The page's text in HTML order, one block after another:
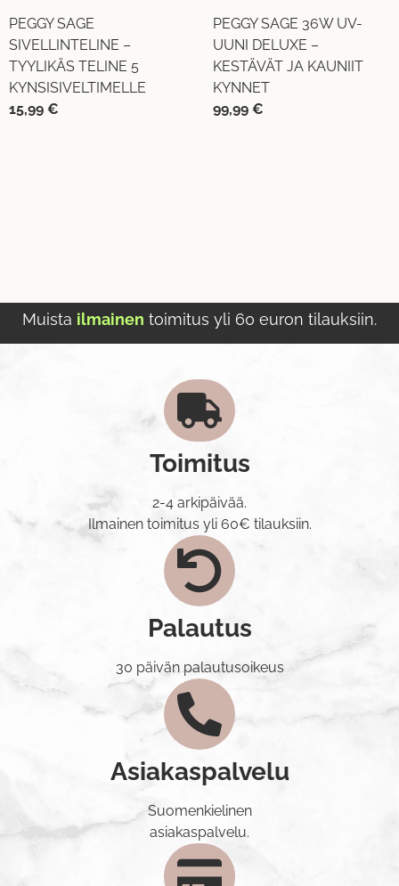
PEGGY SAGE
SIVELLINTELINE –
TYYLIKÄS TELINE 5
KYNSISIVELTIMELLE
15,99 €
PEGGY SAGE 36W UV-
UUNI DELUXE –
KESTÄVÄT JA KAUNIIT
KYNNET
99,99 €
Muista ilmainen toimitus yli 60 euron tilauksiin.
Toimitus
2-4 arkipäivää.
Ilmainen toimitus yli 60€ tilauksiin.
Palautus
30 päivän palautusoikeus
Asiakaspalvelu
Suomenkielinen
asiakaspalvelu.